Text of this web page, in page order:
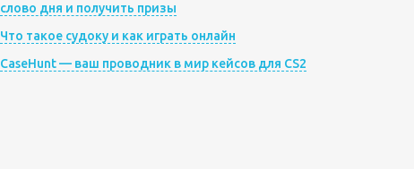
слово дня и получить призы
Что такое судоку и как играть онлайн
CaseHunt — ваш проводник в мир кейсов для CS2